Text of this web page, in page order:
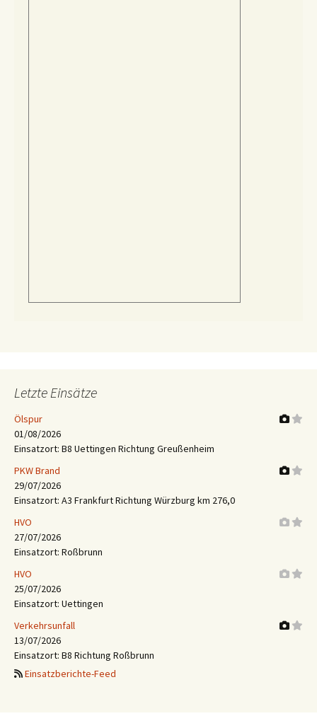
Letzte Einsätze
Ölspur
01/08/2026
Einsatzort: B8 Uettingen Richtung Greußenheim
PKW Brand
29/07/2026
Einsatzort: A3 Frankfurt Richtung Würzburg km 276,0
HVO
27/07/2026
Einsatzort: Roßbrunn
HVO
25/07/2026
Einsatzort: Uettingen
Verkehrsunfall
13/07/2026
Einsatzort: B8 Richtung Roßbrunn
Einsatzberichte-Feed